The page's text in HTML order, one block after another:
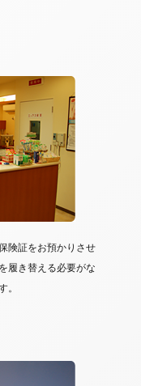
険証をお預かりさせ
履き替える必要がな
。